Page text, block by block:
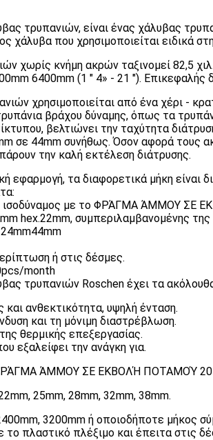
τρυπανιών, είναι ένας χάλυβας
χάλυβα που χρησιμοποιείται ειδικά
χωρίς κνήμη ακρών ταξινομεί 82,5
6400mm (1 " 4» - 21 "). Επικεφαλής
χρησιμοποιείται από ένα χέρι -
βράχου δύναμης, όπως τα
βελτιώνει την ταχύτητα
σε 44mm συνήθως. Όσον αφορά τους
την καλή εκτέλεση διάτρυσης.
εφαρμογή, τα διαφορετικά μήκη είναι
ισοδύναμος με το ΦΡΆΓΜΑ ΆΜΜΟΥ ΣΕ
hex.22mm, συμπεριλαμβανομένης
ή στις δέσμες.
month
τρυπανιών Roschen έχει τα
ανθεκτικότητα, υψηλή ένταση.
και τη μόνιμη διαστρέβλωση.
θερμικής επεξεργασίας.
εξαλείφει την ανάγκη για.
ΆΜΜΟΥ ΣΕ ΕΚΒΟΛΉ ΠΟΤΑΜΟΎ 20
25mm, 28mm, 32mm, 38mm.
3200mm ή οποιοδήποτε μήκος
το πλαστικό πλέξιμο και έπειτα στις